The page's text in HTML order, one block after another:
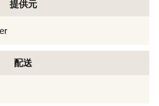
提供元
配送